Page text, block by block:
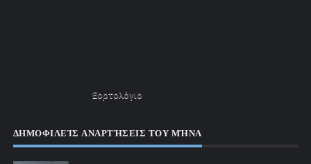
Εορτολόγιο
ΔΗΜΟΦΙΛΕΊΣ ΑΝΑΡΤΉΣΕΙΣ ΤΟΥ ΜΉΝΑ